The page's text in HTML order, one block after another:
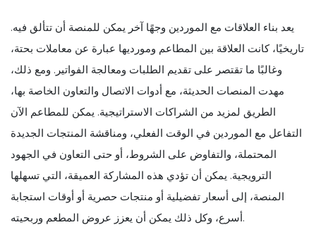
يعد بناء العلاقات مع الموردين وجهًا آخر يمكن للمنصة أن تتألق فيه.
تاريخيًا، كانت العلاقة بين المطاعم ومورديها عبارة عن معاملات بحتة،
وغالبًا ما تقتصر على تقديم الطلبات ومعالجة الفواتير. ومع ذلك،
مهدت المنصات الحديثة، مع أدوات الاتصال والتعاون الخاصة بها،
الطريق لمزيد من الشراكات الاستراتيجية. يمكن للمطاعم الآن
التفاعل مع الموردين في الوقت الفعلي، ومناقشة المنتجات الجديدة
المحتملة، والتفاوض على الشروط، أو حتى التعاون في الجهود
الترويجية. يمكن أن تؤدي هذه المشاركة العميقة، التي تسهلها
المنصة، إلى أسعار تفضيلية أو منتجات حصرية أو أوقات استجابة
أسرع، وكل ذلك يمكن أن يعزز عروض المطعم وربحيته.